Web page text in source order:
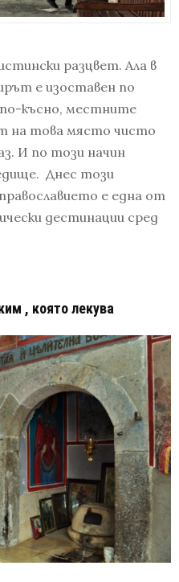
разцвет. Ала в
е изоставен по
по-късно, местните
на това място чисто
И по този начин
Днес този
е една от
дестинации сред
, която лекува